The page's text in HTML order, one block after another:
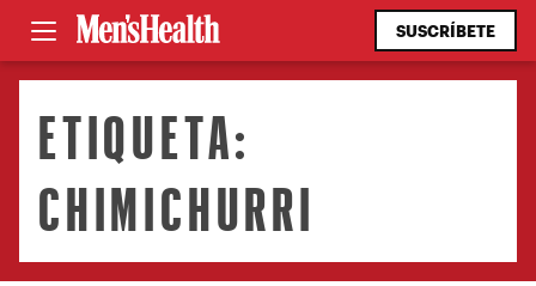
SUSCRÍBETE
ETIQUETA:
CHIMICHURRI